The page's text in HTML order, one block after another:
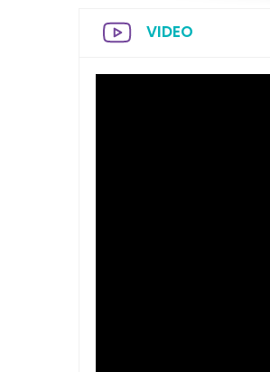
VIDEO